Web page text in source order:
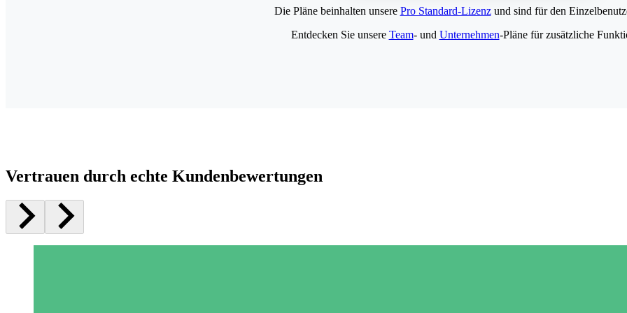
Die Pläne beinhalten unsere Pro Standard-Lizenzund sind für den
Entdecken Sie unsere Team- und Unternehmen-Pläne für zusätzliche
Vertrauen durch echte Kundenbewertungen